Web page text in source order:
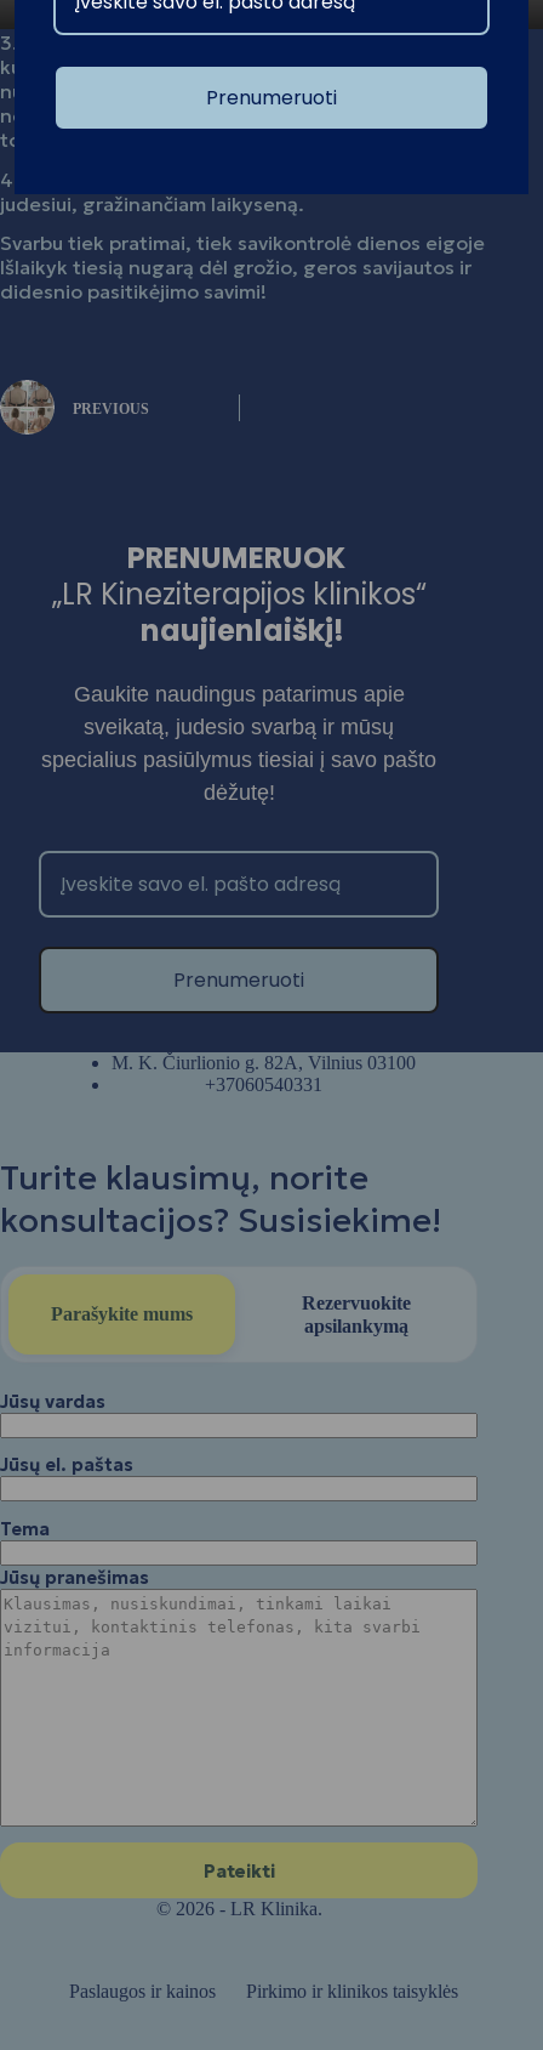
3. Viršutinę stuburo dalį nuo judesių riboja šonkauliai,
kurie saugo mūsų plaučius . Tam, kad ją išjudintume,
nuostabiai veikia rotaciniai judesiai, svarbu, kad
nekompensuotum per apatinę nugaros dalį. Be to, po
tokių judesių labai pagerėja bendra savijauta!
4. Ir galiausiai esame pasiruošę pagrindiam tiesimo
judesiui, gražinančiam laikyseną.
Svarbu tiek pratimai, tiek savikontrolė dienos eigoje
Išlaikyk tiesią nugarą dėl grožio, geros savijautos ir
didesnio pasitikėjimo savimi!
PREVIOUS
PRENUMERUOK
„LR Kineziterapijos klinikos“
naujienlaiškį!
Gaukite naudingus patarimus apie
sveikatą, judesio svarbą ir mūsų
specialius pasiūlymus tiesiai į savo pašto
dėžutę!
Prenumeruoti
M. K. Čiurlionio g. 82A, Vilnius 03100
+37060540331
Turite klausimų, norite
konsultacijos? Susisiekime!
Parašykite mums
Rezervuokite
apsilankymą
Jūsų vardas
Jūsų el. paštas
Tema
Jūsų pranešimas
© 2026 - LR Klinika.
Paslaugos ir kainos Pirkimo ir klinikos taisyklės
Prenumeruoti